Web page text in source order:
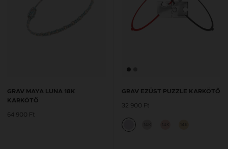
GRAV MAYA LUNA 18K
KARKÖTŐ
64 900 Ft
GRAV EZÜST PUZZLE KARKÖTŐ
32 900 Ft